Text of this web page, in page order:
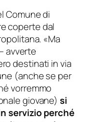
Comune di
coperte dal
«Ma
– avverte
destinati in via
(anche se per
vorremmo
giovane)si
servizio perché